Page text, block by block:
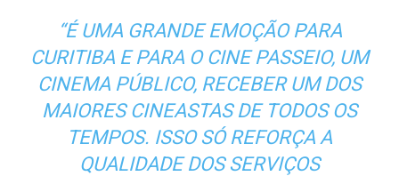
“É UMA GRANDE EMOÇÃO PARA
CURITIBA E PARA O CINE PASSEIO, UM
CINEMA PÚBLICO, RECEBER UM DOS
MAIORES CINEASTAS DE TODOS OS
TEMPOS. ISSO SÓ REFORÇA A
QUALIDADE DOS SERVIÇOS